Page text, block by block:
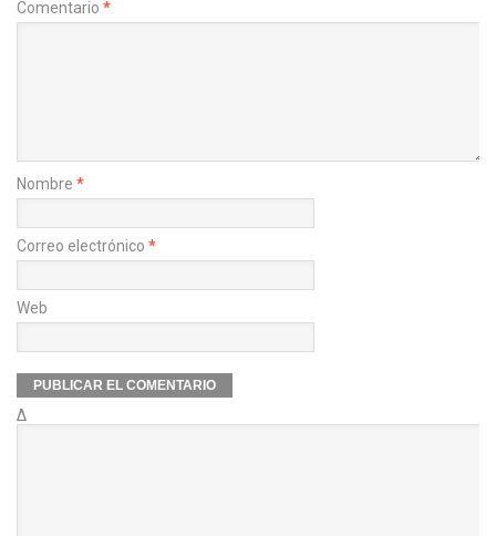
Comentario *
Nombre *
Correo electrónico *
Web
Δ